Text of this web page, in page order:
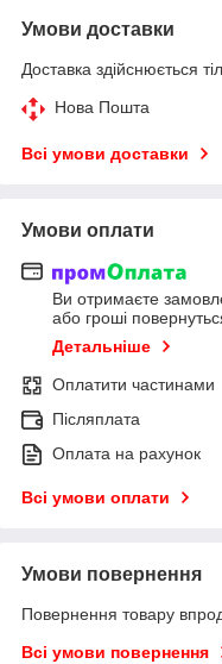
Умови доставки
Доставка здійснюється
Нова Пошта
Всі умови доставки
Умови оплати
Ви отримаєте
або гроші
Детальніше
Оплатити частинами
Післяплата
Оплата на рахунок
Всі умови оплати
Умови повернення
Повернення товару
Всі умови повернення